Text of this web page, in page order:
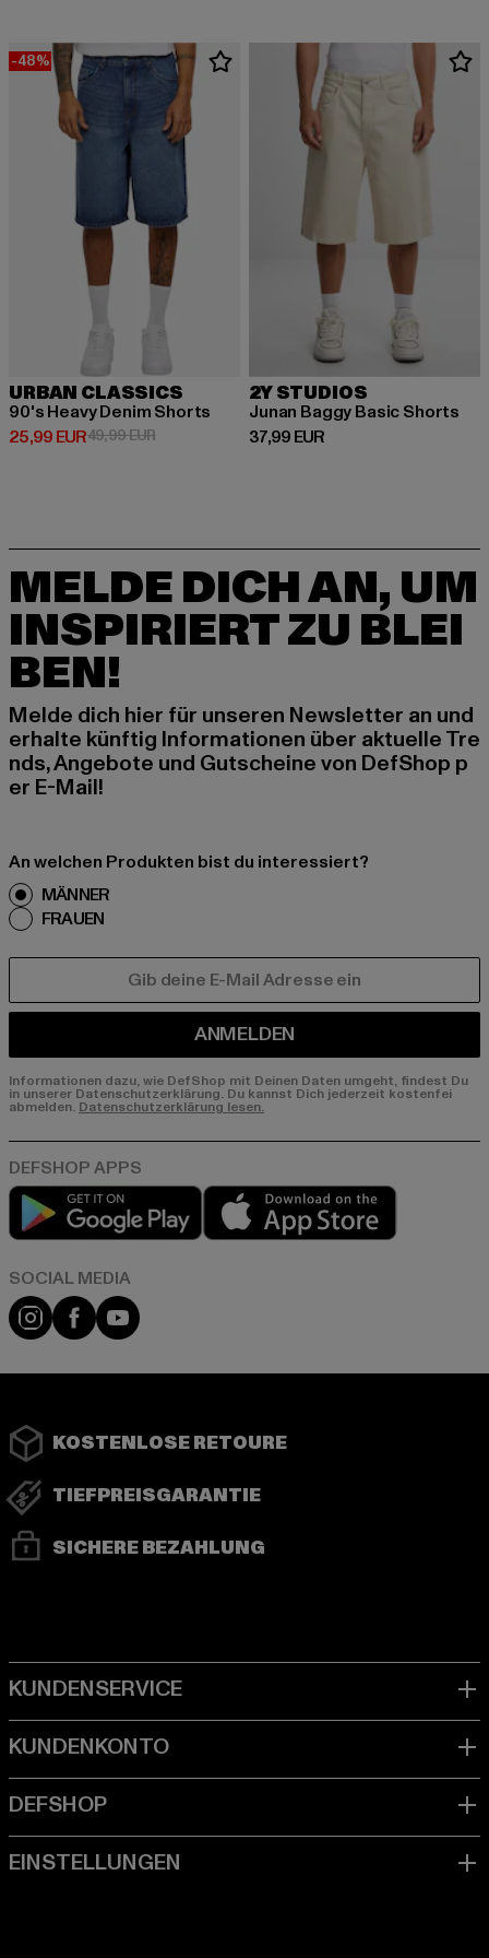
-48%
URBAN CLASSICS
90's Heavy Denim Shorts
25,99 EUR
Derzeitiger Preis: 25,99 EUR
49,99 EURAktionspreis: 49,99 EUR
2Y STUDIOS
Junan Baggy Basic Shorts
37,99 EUR
Derzeitiger Preis: 37,99 EUR
MELDE DICH AN, UM
INSPIRIERT ZU BLEI
BEN!
Melde dich hier für unseren Newsletter an und
erhalte künftig Informationen über aktuelle Tre
nds, Angebote und Gutscheine von DefShop p
er E-Mail!
An welchen Produkten bist du interessiert?
MÄNNER
FRAUEN
ANMELDEN
Informationen dazu, wie DefShop mit Deinen Daten umgeht, findest Du
in unserer Datenschutzerklärung. Du kannst Dich jederzeit kostenfei
abmelden. Datenschutzerklärung lesen.
Play market
Instagram
FacebookYouTube
KOSTENLOSE RETOURE
TIEFPREISGARANTIE
SICHERE BEZAHLUNG